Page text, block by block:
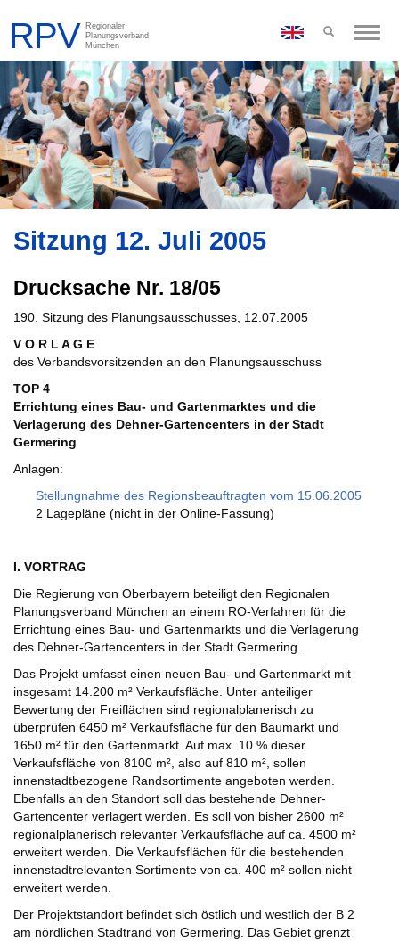
Toggle
Sitzung 12. Juli 2005
Drucksache Nr. 18/05
190. Sitzung des Planungsausschusses, 12.07.2005
V O R L A G E
des Verbandsvorsitzenden an den Planungsausschuss
TOP 4
Errichtung eines Bau- und Gartenmarktes und die
Verlagerung des Dehner-Gartencenters in der Stadt
Germering
Anlagen:
Stellungnahme des Regionsbeauftragten vom 15.06.2005
2 Lagepläne (nicht in der Online-Fassung)
I. VORTRAG
Die Regierung von Oberbayern beteiligt den Regionalen
Planungsverband München an einem RO-Verfahren für die
Errichtung eines Bau- und Gartenmarkts und die Verlagerung
des Dehner-Gartencenters in der Stadt Germering.
Das Projekt umfasst einen neuen Bau- und Gartenmarkt mit
insgesamt 14.200 m² Verkaufsfläche. Unter anteiliger
Bewertung der Freiflächen sind regionalplanerisch zu
überprüfen 6450 m² Verkaufsfläche für den Baumarkt und
1650 m² für den Gartenmarkt. Auf max. 10 % dieser
Verkaufsfläche von 8100 m², also auf 810 m², sollen
innenstadtbezogene Randsortimente angeboten werden.
Ebenfalls an den Standort soll das bestehende Dehner-
Gartencenter verlagert werden. Es soll von bisher 2600 m²
regionalplanerisch relevanter Verkaufsfläche auf ca. 4500 m²
erweitert werden. Die Verkaufsflächen für die bestehenden
innenstadtrelevanten Sortimente von ca. 400 m² sollen nicht
erweitert werden.
Der Projektstandort befindet sich östlich und westlich der B 2
am nördlichen Stadtrand von Germering. Das Gebiet grenzt